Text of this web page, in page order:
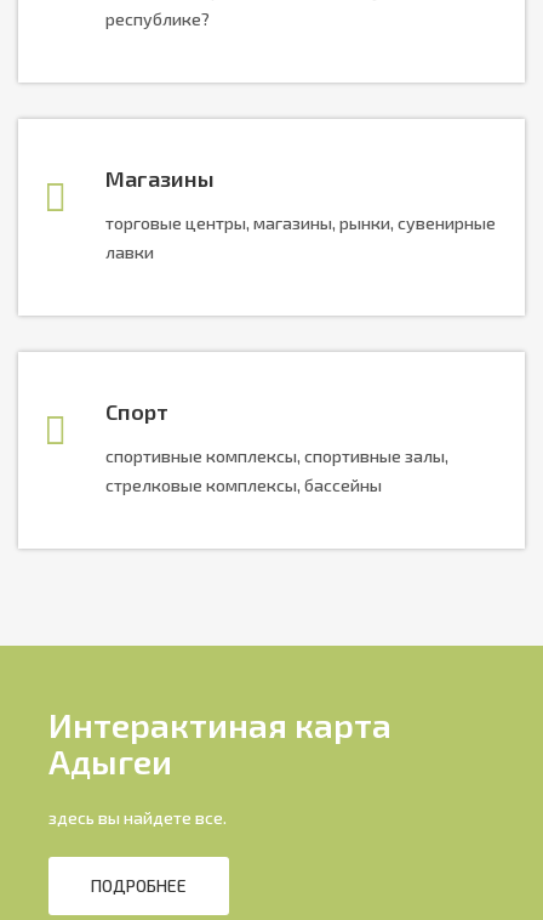
республике?
Магазины
торговые центры, магазины, рынки, сувенирные
лавки
Спорт
спортивные комплексы, спортивные залы,
стрелковые комплексы, бассейны
Интерактиная карта
Адыгеи
здесь вы найдете все.
ПОДРОБНЕЕ